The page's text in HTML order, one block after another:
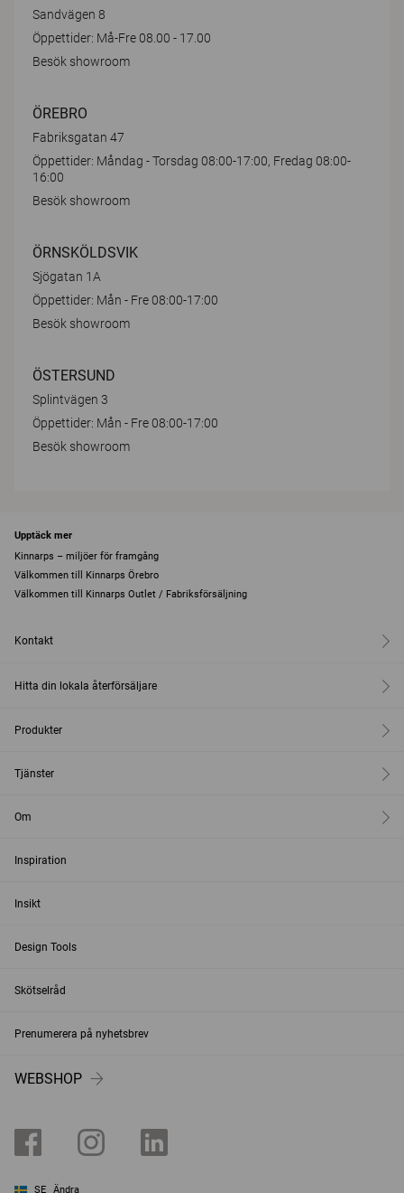
Sandvägen 8
Öppettider: Må-Fre 08.00 - 17.00
Besök showroom
ÖREBRO
Fabriksgatan 47
Öppettider: Måndag - Torsdag 08:00-17:00, Fredag 08:00-
16:00
Besök showroom
ÖRNSKÖLDSVIK
Sjögatan 1A
Öppettider: Mån - Fre 08:00-17:00
Besök showroom
ÖSTERSUND
Splintvägen 3
Öppettider: Mån - Fre 08:00-17:00
Besök showroom
Upptäck mer
Kinnarps – miljöer för framgång
Välkommen till Kinnarps Örebro
Välkommen till Kinnarps Outlet / Fabriksförsäljning
Kontakt
Hitta din lokala återförsäljare
Produkter
Tjänster
Om
Inspiration
Insikt
Design Tools
Skötselråd
Prenumerera på nyhetsbrev
WEBSHOP
SE Ändra